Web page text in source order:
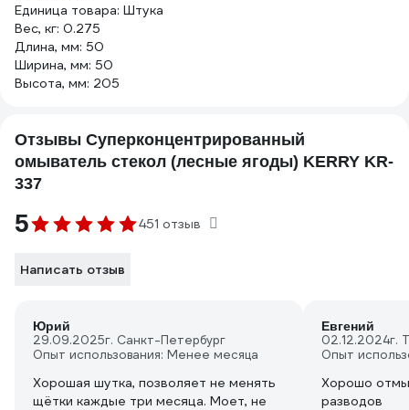
Единица товара: Штука
Вес, кг: 0.275
Длина, мм: 50
Ширина, мм: 50
Высота, мм: 205
Отзывы Суперконцентрированный
омыватель стекол (лесные ягоды) KERRY KR-
337
5 451 отзыв
Написать отзыв
Юрий
29.09.2025г. Санкт-Петербург
Опыт использования: Менее месяца
Хорошая шутка, позволяет не менять
щётки каждые три месяца. Моет, не
Евгений
02.12.2024г.
Опыт
Хорошо
разводов